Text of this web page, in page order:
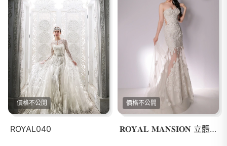
價格不公開
ROYAL040
價格不公開
𝐑𝐎𝐘𝐀𝐋 𝐌𝐀𝐍𝐒𝐈𝐎𝐍 立體花卉魚尾婚紗